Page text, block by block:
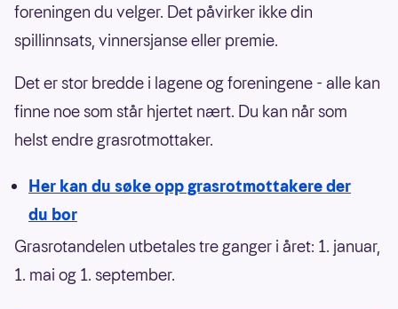
foreningen du velger. Det påvirker ikke din
spillinnsats, vinnersjanse eller premie.
Det er stor bredde i lagene og foreningene - alle kan
finne noe som står hjertet nært. Du kan når som
helst endre grasrotmottaker.
Her kan du søke opp grasrotmottakere der
du bor
Grasrotandelen utbetales tre ganger i året: 1. januar,
1. mai og 1. september.